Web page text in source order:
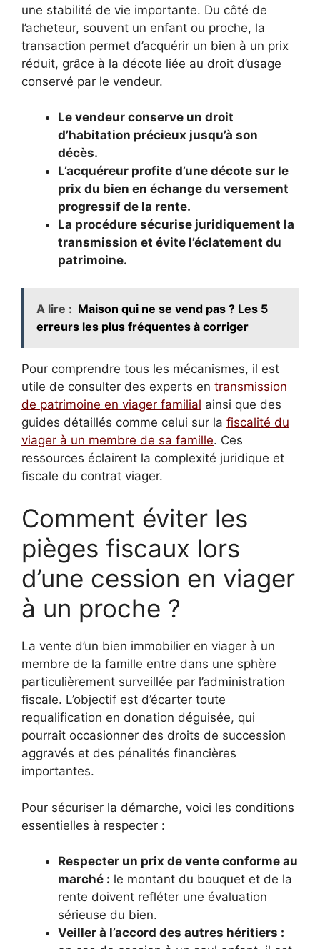
une stabilité de vie importante. Du côté de
l’acheteur, souvent un enfant ou proche, la
transaction permet d’acquérir un bien à un prix
réduit, grâce à la décote liée au droit d’usage
conservé par le vendeur.
Le vendeur conserve un droit
d’habitation précieux jusqu’à son
décès.
L’acquéreur profite d’une décote sur le
prix du bien en échange du versement
progressif de la rente.
La procédure sécurise juridiquement la
transmission et évite l’éclatement du
patrimoine.
A lire : Maison qui ne se vend pas ? Les 5
erreurs les plus fréquentes à corriger
Pour comprendre tous les mécanismes, il est
utile de consulter des experts en transmission
de patrimoine en viager familial ainsi que des
guides détaillés comme celui sur la fiscalité du
viager à un membre de sa famille. Ces
ressources éclairent la complexité juridique et
fiscale du contrat viager.
Comment éviter les
pièges fiscaux lors
d’une cession en viager
à un proche ?
La vente d’un bien immobilier en viager à un
membre de la famille entre dans une sphère
particulièrement surveillée par l’administration
fiscale. L’objectif est d’écarter toute
requalification en donation déguisée, qui
pourrait occasionner des droits de succession
aggravés et des pénalités financières
importantes.
Pour sécuriser la démarche, voici les conditions
essentielles à respecter :
Respecter un prix de vente conforme au
marché : le montant du bouquet et de la
rente doivent refléter une évaluation
sérieuse du bien.
Veiller à l’accord des autres héritiers :